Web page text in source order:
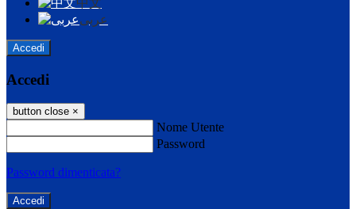
中文
عربى
Accedi
Accedi
button close ×
Nome Utente
Password
Password dimenticata?